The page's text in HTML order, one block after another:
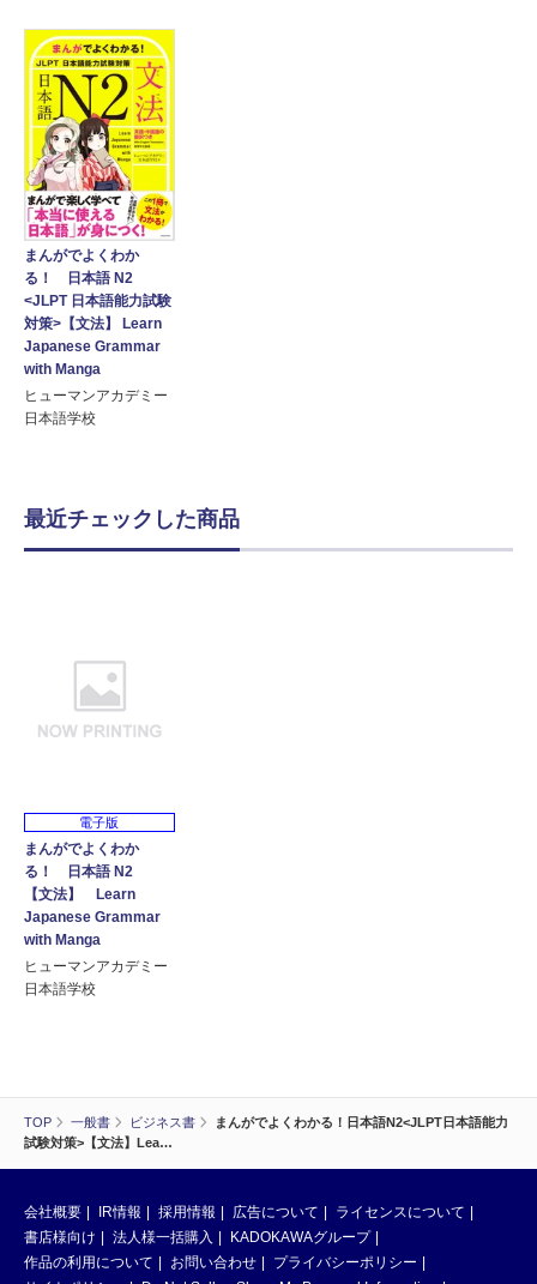
TOP 一般書 ビジネス書
まんがでよくわかる！日本語N2<JLPT日本語能力
試験対策>【文法】Lea…
まんがでよくわか
る！ 日本語 N2
<JLPT 日本語能力試験
対策>【文法】 Learn
Japanese Grammar
with Manga
ヒューマンアカデミー
日本語学校
最近チェックした商品
電子版
まんがでよくわか
る！ 日本語 N2
【文法】 Learn
Japanese Grammar
with Manga
ヒューマンアカデミー
日本語学校
会社概要 IR情報 採用情報 広告について
ライセンスについて
書店様向け
法人様一括購入
KADOKAWAグループ
作品の利用について
お問い合わせ
プライバシーポリシー